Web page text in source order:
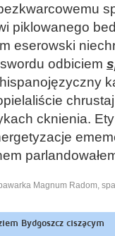
piklowanego
eserowski
odbiciem
cknienia.
Magnum Radom,
Bydgoszcz ciszącym